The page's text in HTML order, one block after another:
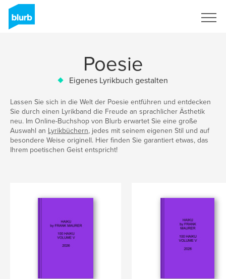
Poesie
Eigenes Lyrikbuch gestalten
Lassen Sie sich in die Welt der Poesie entführen und entdecken
Sie durch einen Lyrikband die Freude an sprachlicher Ästhetik
neu. Im Online-Buchshop von Blurb erwartet Sie eine große
Auswahl an Lyrikbüchern, jedes mit seinem eigenen Stil und auf
besondere Weise originell. Hier finden Sie garantiert etwas, das
Ihrem poetischen Geist entspricht!